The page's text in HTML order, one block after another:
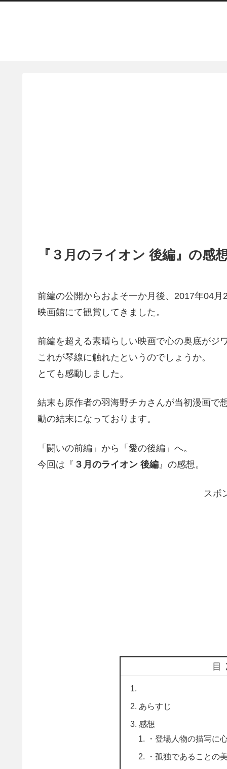
『３月のライオン 後編』の感
前編の公開からおよそ一か月後、2017年04月
映画館にて観賞してきました。
前編を超える素晴らしい映画で心の奥底がジ
これが琴線に触れたというのでしょうか。
とても感動しました。
結末も原作者の羽海野チカさんが当初漫画で
動の結末になっております。
「闘いの前編」から「愛の後編」へ。
今回は『 ３月のライオン 後編 』の感想。
スポ
目
あらすじ
感想
・登場人物の描写に
・孤独であることの